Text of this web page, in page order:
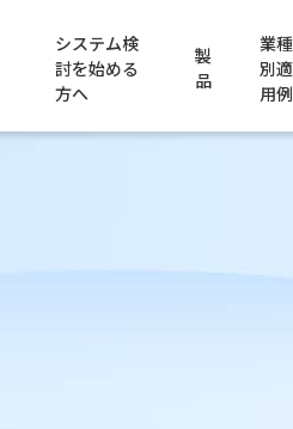
システム検
討を始める
方へ
製
品
業種
別適
用例